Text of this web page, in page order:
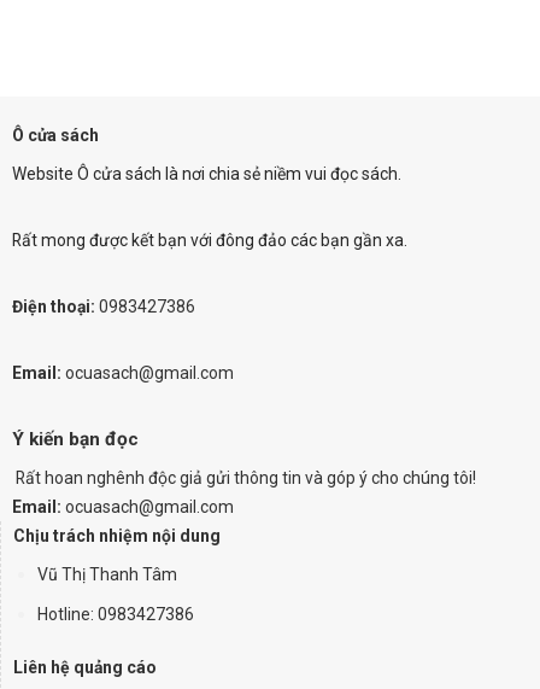
Ô cửa sách
Website Ô cửa sách là nơi chia sẻ niềm vui đọc sách.
Rất mong được kết bạn với đông đảo các bạn gần xa.
Điện thoại: 0983427386
Email: ocuasach@gmail.com
Ý kiến bạn đọc
Rất hoan nghênh độc giả gửi thông tin và góp ý cho chúng tôi!
Email: ocuasach@gmail.com
Chịu trách nhiệm nội dung
Vũ Thị Thanh Tâm
Hotline: 0983427386
Liên hệ quảng cáo